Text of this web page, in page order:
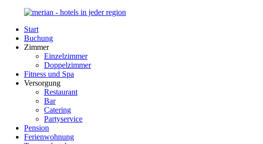
Zurück
Inhalt
Merian-
Hotel.de
Portal
Unterkunft
Deutschland
Start
Buchung
Zimmer
Einzelzimmer
Doppelzimmer
Fitness und Spa
Versorgung
Restaurant
Bar
Catering
Partyservice
Pension
Ferienwohnung